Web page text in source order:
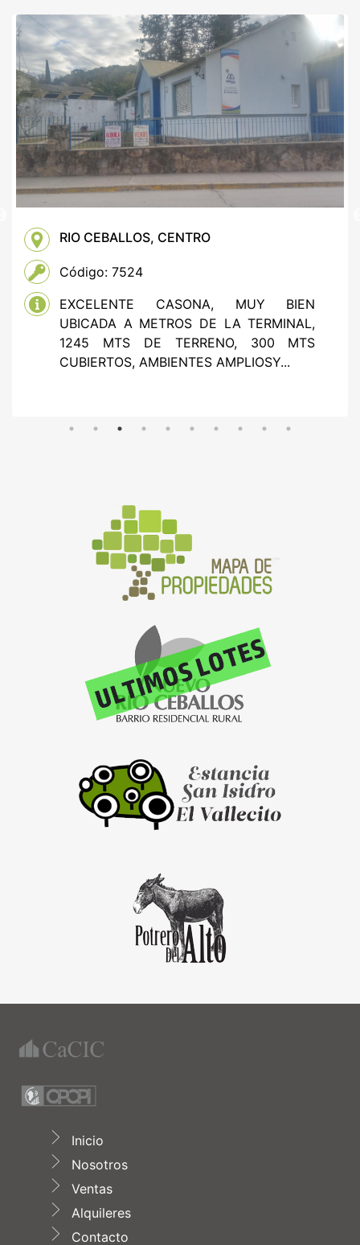
RIO CEBALLOS, CENTRO
Código: 7524
EXCELENTE CASONA, MUY BIEN
UBICADA A METROS DE LA TERMINAL,
1245 MTS DE TERRENO, 300 MTS
CUBIERTOS, AMBIENTES AMPLIOSY...
Inicio
Nosotros
Ventas
Alquileres
Contacto